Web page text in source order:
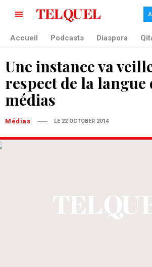
Accueil Podcasts Diaspora
Une instance va
respect de la langue
médias
Médias LE 22 OCTOBER 2014